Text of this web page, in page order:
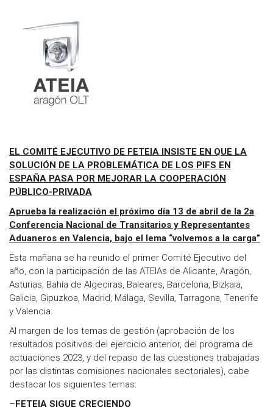
EL COMITÉ EJECUTIVO DE FETEIA INSISTE EN QUE LA
SOLUCIÓN DE LA PROBLEMÁTICA DE LOS PIFS EN
ESPAÑA PASA POR MEJORAR LA COOPERACIÓN
PÚBLICO-PRIVADA
Aprueba la realización el próximo día 13 de abril de la 2a
Conferencia Nacional de Transitarios y Representantes
Aduaneros en Valencia, bajo el lema “volvemos a la carga”
Esta mañana se ha reunido el primer Comité Ejecutivo del
año, con la participación de las ATEIAs de Alicante, Aragón,
Asturias, Bahía de Algeciras, Baleares, Barcelona, Bizkaia,
Galicia, Gipuzkoa, Madrid, Málaga, Sevilla, Tarragona, Tenerife
y Valencia.
Al margen de los temas de gestión (aprobación de los
resultados positivos del ejercicio anterior, del programa de
actuaciones 2023, y del repaso de las cuestiones trabajadas
por las distintas comisiones nacionales sectoriales), cabe
destacar los siguientes temas:
–FETEIA SIGUE CRECIENDO